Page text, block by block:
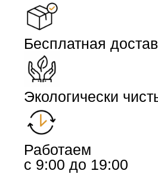
Бесплатная
Экологически
Работаем
с 9:00 до 19:00